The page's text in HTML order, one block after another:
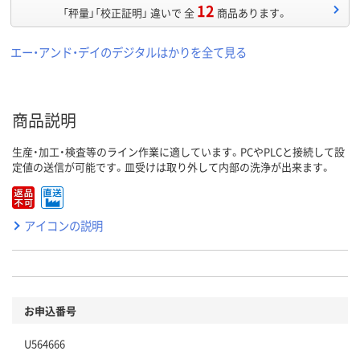
「秤量」「校正証明」 違いで 全 12 商品あります。
エー・アンド・デイのデジタルはかりを全て見る
商品説明
生産・加工・検査等のライン作業に適しています。PCやPLCと接続して設
定値の送信が可能です。皿受けは取り外して内部の洗浄が出来ます。
アイコンの説明
お申込番号
U564666